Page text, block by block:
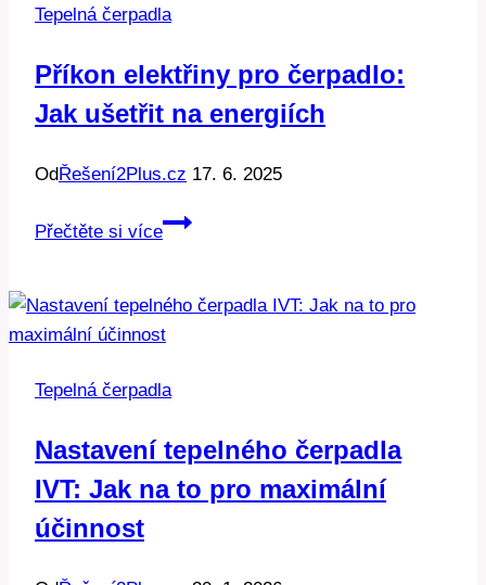
potřebuje?
Tepelná čerpadla
Příkon elektřiny pro čerpadlo:
Jak ušetřit na energiích
OdŘešení2Plus.cz 17. 6. 2025
Přečtěte si více
Příkon
čerpadlo:
Jak
na
Tepelná čerpadla
Nastavení tepelného čerpadla
IVT: Jak na to pro maximální
účinnost